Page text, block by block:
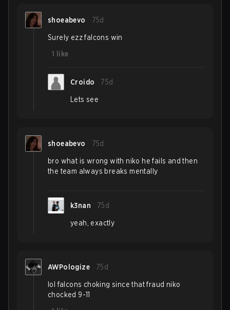
shoeabevo 75d
Surely ezz falcons win
1
like
Croido 75d
Lets see
shoeabevo 75d
bro what is wrong with niko he fails and then
the team always breaks mentally
k3nan 75d
yeah, exactly
AWPologize 75d
lol falcons choking since that fraud niko
chocked 9-11